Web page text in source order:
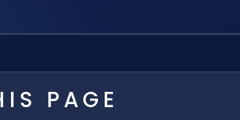
PAGE